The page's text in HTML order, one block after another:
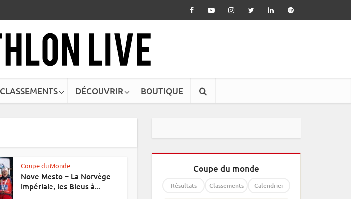
CLASSEMENTS DÉCOUVRIR BOUTIQUE
Coupe du Monde
Nove Mesto – La Norvège
impériale, les Bleus à...
Coupe du monde
Résultats Classements Calendrier